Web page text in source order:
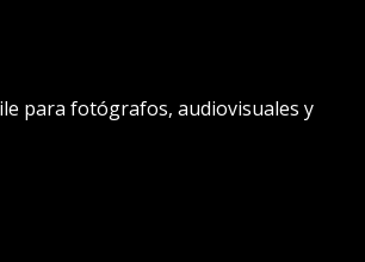
para fotógrafos, audiovisuales y